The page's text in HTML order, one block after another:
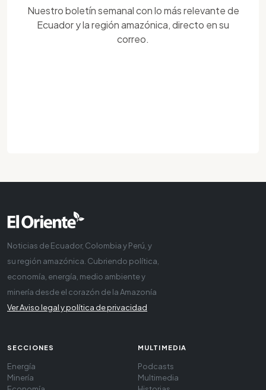
Nuestro boletín semanal con lo más relevante de
Ecuador y la región amazónica, directo en su
correo.
Noticias de Ecuador, Colombia y Perú, y
su región amazónica. Cubriendo política,
economía, energía, medio ambiente y
minería desde el corazón de la Amazonía
Ver Aviso legal y política de privacidad
SECCIONES
Energía
Minería
MULTIMEDIA
Podcasts
Multimedia